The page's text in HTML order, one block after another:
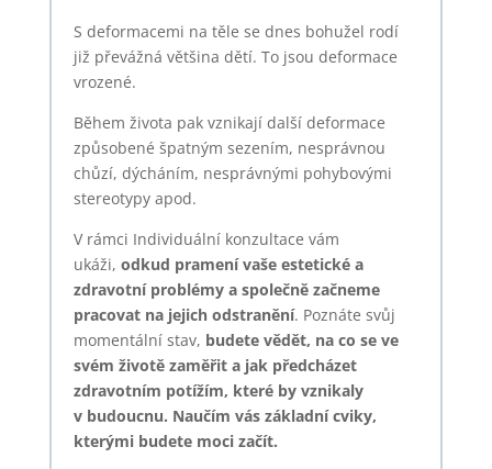
S deformacemi na těle se dnes bohužel rodí
již převážná většina dětí. To jsou deformace
vrozené.
Během života pak vznikají další deformace
způsobené špatným sezením, nesprávnou
chůzí, dýcháním, nesprávnými pohybovými
stereotypy apod.
V rámci Individuální konzultace vám
ukáži, odkud pramení vaše estetické a
zdravotní problémy a společně začneme
pracovat na jejich odstranění. Poznáte svůj
momentální stav, budete vědět, na co se ve
svém životě zaměřit a jak předcházet
zdravotním potížím, které by vznikaly
v budoucnu. Naučím vás základní cviky,
kterými budete moci začít.